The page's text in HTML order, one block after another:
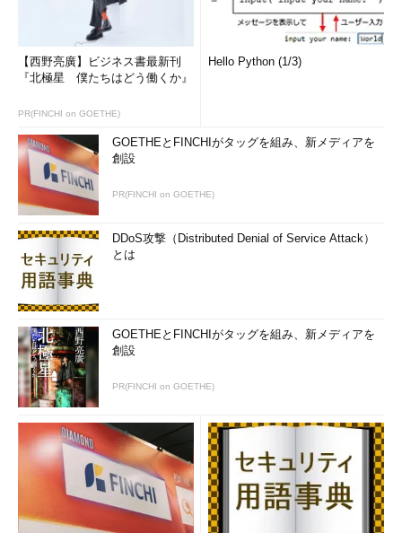
【西野亮廣】ビジネス書最新刊
『北極星 僕たちはどう働くか』
PR(FINCHI on GOETHE)
Hello Python (1/3)
GOETHEとFINCHIがタッグを組み、新メディアを
創設
PR(FINCHI on GOETHE)
DDoS攻撃（Distributed Denial of Service Attack）
とは
GOETHEとFINCHIがタッグを組み、新メディアを
創設
PR(FINCHI on GOETHE)